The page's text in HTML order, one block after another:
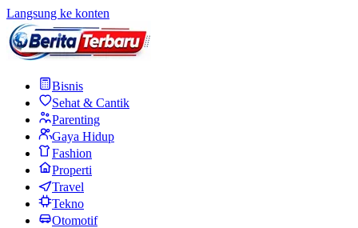
Langsung ke konten
Bisnis
Sehat & Cantik
Parenting
Gaya Hidup
Fashion
Properti
Travel
Tekno
Otomotif